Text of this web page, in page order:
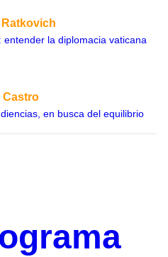
entender la diplomacia vaticana
Castro
en busca del equilibrio